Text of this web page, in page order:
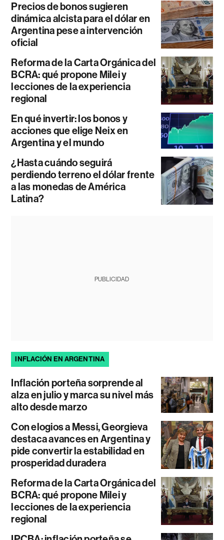
Precios de bonos sugieren
dinámica alcista para el dólar en
Argentina pese a intervención
oficial
Reforma de la Carta Orgánica del
BCRA: qué propone Milei y
lecciones de la experiencia
regional
En qué invertir: los bonos y
acciones que elige Neix en
Argentina y el mundo
¿Hasta cuándo seguirá
perdiendo terreno el dólar frente
a las monedas de América
Latina?
PUBLICIDAD
INFLACIÓN EN ARGENTINA
Inflación porteña sorprende al
alza en julio y marca su nivel más
alto desde marzo
Con elogios a Messi, Georgieva
destaca avances en Argentina y
pide convertir la estabilidad en
prosperidad duradera
Reforma de la Carta Orgánica del
BCRA: qué propone Milei y
lecciones de la experiencia
regional